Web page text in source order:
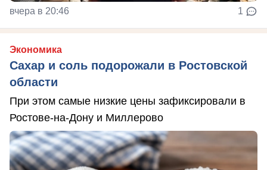
вчера в 20:46 1
Экономика
Сахар и соль подорожали в Ростовской
области
При этом самые низкие цены зафиксировали в
Ростове-на-Дону и Миллерово